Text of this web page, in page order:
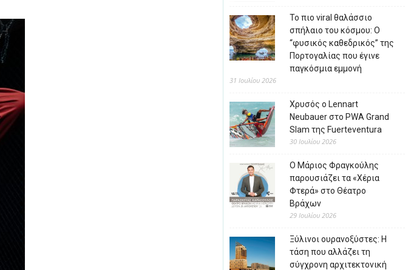
Το πιο viral θαλάσσιο
σπήλαιο του κόσμου: Ο
“φυσικός καθεδρικός” της
Πορτογαλίας που έγινε
παγκόσμια εμμονή
31 Ιουλίου 2026
Χρυσός ο Lennart
Neubauer στο PWA Grand
Slam της Fuerteventura
30 Ιουλίου 2026
Ο Μάριος Φραγκούλης
παρουσιάζει τα «Χέρια
Φτερά» στο Θέατρο
Βράχων
29 Ιουλίου 2026
Ξύλινοι ουρανοξύστες: Η
τάση που αλλάζει τη
σύγχρονη αρχιτεκτονική